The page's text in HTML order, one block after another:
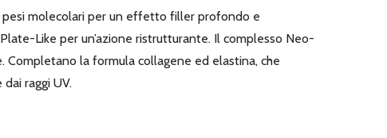
pesi molecolari per un effetto filler profondo e
Like per un’azione ristrutturante. Il complesso Neo-
Completano la formula collagene ed elastina, che
raggi UV.